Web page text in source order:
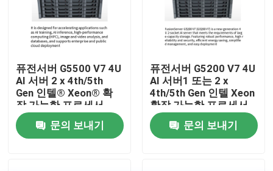
공장 견학
품질 관리
저희와 연락
뉴스
퓨전서버 G5500 V7 4U
AI 서버 2 x 4th/5th
Gen 인텔® Xeon® 확
장 가능한 프로세서
문의 보내기
퓨전서버 G5200 V7 4U
AI 서버1 또는 2 x
4th/5th Gen 인텔 Xeon
확장 가능한 프로세서
문의 보내기